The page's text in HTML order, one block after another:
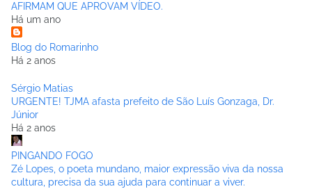
AFIRMAM QUE APROVAM VÍDEO.
Há um ano
Blog do Romarinho
Há 2 anos
Sérgio Matias
URGENTE! TJMA afasta prefeito de São Luís Gonzaga, Dr.
Júnior
Há 2 anos
PINGANDO FOGO
Zé Lopes, o poeta mundano, maior expressão viva da nossa
cultura, precisa da sua ajuda para continuar a viver.